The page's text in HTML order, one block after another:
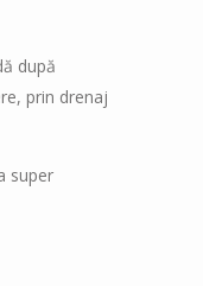
după
prin drenaj
super